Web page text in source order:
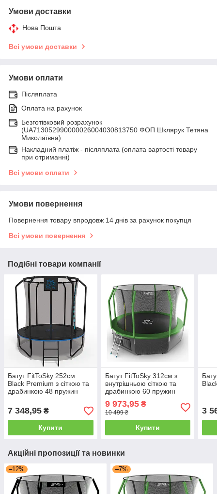
Умови доставки
Нова Пошта
Всі умови доставки
Умови оплати
Післяплата
Оплата на рахунок
Безготівковий розрахунок
(UA713052990000026004030813750 ФОП Шклярук Тетяна
Миколаївна)
Накладний платіж - післяплатa (оплата вартості товару
при отриманні)
Всі умови оплати
Умови повернення
Повернення товару впродовж 14 днів за рахунок покупця
Всі умови повернення
Подібні товари компанії
Батут FitToSky 252см
Black Premium з сіткою та
драбинкою 48 пружин
7 348,95 ₴
Купити
Батут FitToSky 312см з
внутрішньою сіткою та
драбинкою 60 пружин
зелений
9 973,95₴
10 499 ₴
Купити
3
Акційні пропозиції та новинки
–12% –7%